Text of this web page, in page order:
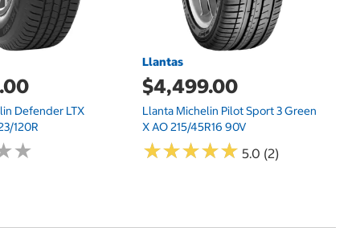
Defender LTX
120R
★
★
Llantas
$4,499.00
Llanta Michelin Pilot Sport 3 Green
X AO 215/45R16 90V
★★★★★
★★★★★ 5.0 (2)